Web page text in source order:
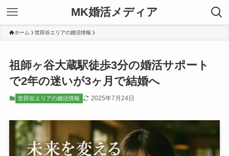
MK婚活メディア
ホーム 世田谷エリアの婚活情報
祖師ヶ谷大蔵駅徒歩3分の婚活サポート
で2年の迷いが3ヶ月で結婚へ
世田谷エリアの婚活情報 2025年7月24日